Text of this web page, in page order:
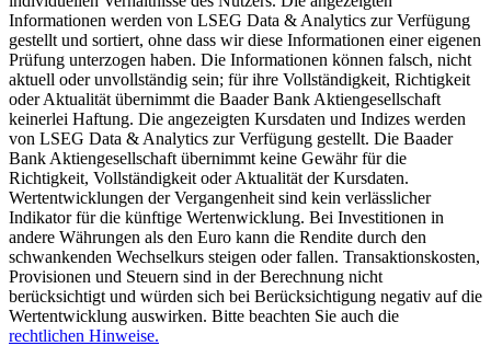
Informationen werden von LSEG Data & Analytics zur Verfügung
gestellt und sortiert, ohne dass wir diese Informationen einer eigenen
Prüfung unterzogen haben. Die Informationen können falsch, nicht
aktuell oder unvollständig sein; für ihre Vollständigkeit, Richtigkeit
oder Aktualität übernimmt die Baader Bank Aktiengesellschaft
keinerlei Haftung. Die angezeigten Kursdaten und Indizes werden
von LSEG Data & Analytics zur Verfügung gestellt. Die Baader
Bank Aktiengesellschaft übernimmt keine Gewähr für die
Richtigkeit, Vollständigkeit oder Aktualität der Kursdaten.
Wertentwicklungen der Vergangenheit sind kein verlässlicher
Indikator für die künftige Wertenwicklung. Bei Investitionen in
andere Währungen als den Euro kann die Rendite durch den
schwankenden Wechselkurs steigen oder fallen. Transaktionskosten,
Provisionen und Steuern sind in der Berechnung nicht
berücksichtigt und würden sich bei Berücksichtigung negativ auf die
Wertentwicklung auswirken. Bitte beachten Sie auch die
rechtlichen Hinweise.